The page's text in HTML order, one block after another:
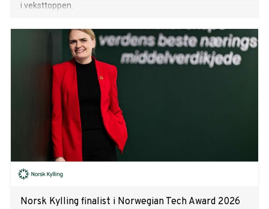
i veksttoppen.
Norsk Kylling finalist i Norwegian Tech Award 2026